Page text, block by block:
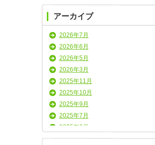
アーカイブ
2026年7月
2026年6月
2026年5月
2026年3月
2025年11月
2025年10月
2025年9月
2025年7月
2025年6月
2025年5月